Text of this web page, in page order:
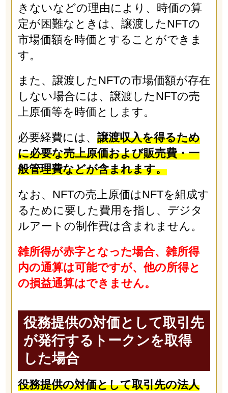
きないなどの理由により、時価の算
定が困難なときは、譲渡したNFTの
市場価額を時価とすることができま
す。
また、譲渡したNFTの市場価額が存在
しない場合には、譲渡したNFTの売
上原価等を時価とします。
必要経費には、 譲渡収入を得るため
に必要な売上原価および販売費・一
般管理費などが含まれます。
なお、NFTの売上原価はNFTを組成す
るために要した費用を指し、デジタ
ルアートの制作費は含まれません。
雑所得が赤字となった場合、雑所得
内の通算は可能ですが、他の所得と
の損益通算はできません。
役務提供の対価として取引先
が発行するトークンを取得
した場合
役務提供の対価として取引先の法人